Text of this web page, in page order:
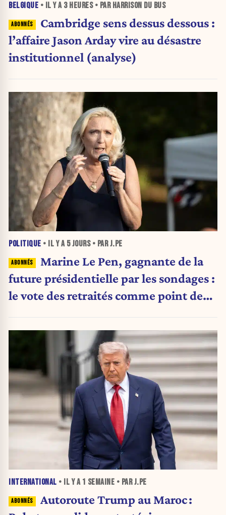
BELGIQUE • IL Y A 3 HEURES• PAR HARRISON DU BUS
Cambridge sens dessus dessous :
l’affaire Jason Arday vire au désastre
institutionnel (analyse)
POLITIQUE • IL Y A 5 JOURS• PAR J.PE
Marine Le Pen, gagnante de la
future présidentielle par les sondages :
le vote des retraités comme point de
INTERNATIONAL • IL Y A 1 SEMAINE • PAR J.PE
Autoroute Trump au Maroc :